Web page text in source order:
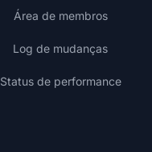
Área de membros
Log de mudanças
Status de performance